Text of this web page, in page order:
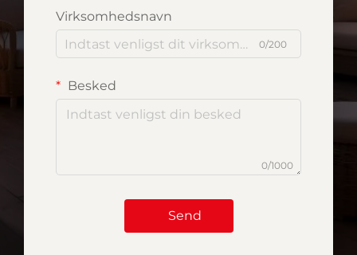
Virksomhedsnavn
0/200
Besked
0/1000
Send